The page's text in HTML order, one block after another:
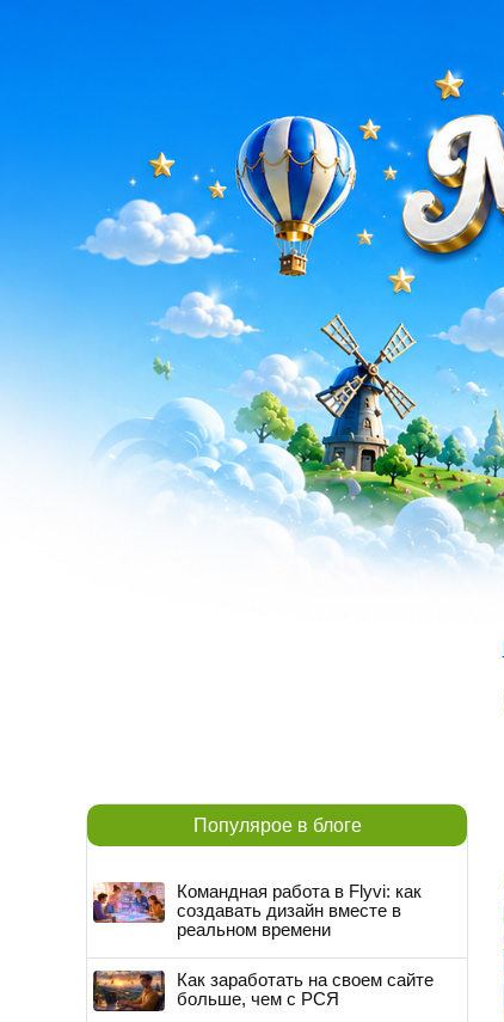
Популярое в блоге
Командная работа в Flyvi: как
создавать дизайн вместе в
реальном времени
Как заработать на своем сайте
больше, чем с РСЯ